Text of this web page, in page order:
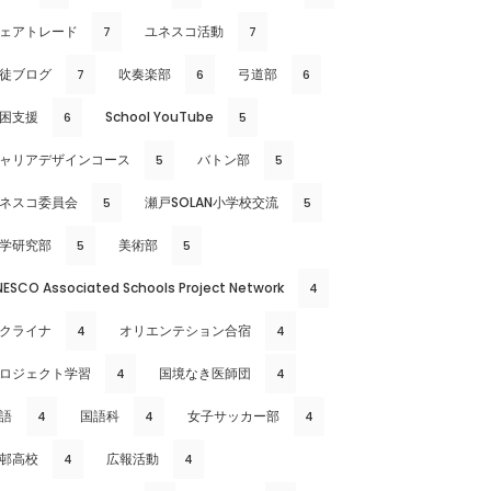
アトレード 7 ユネスコ活動 7
ブログ 7 吹奏楽部 6 弓道部 6
支援 6 School YouTube 5
リアデザインコース 5 バトン部 5
スコ委員会 5 瀬戸SOLAN小学校交流 5
研究部 5 美術部 5
Associated Schools Project Network 4
ライナ 4 オリエンテション合宿 4
ジェクト学習 4 国境なき医師団 4
4 国語科 4 女子サッカー部 4
高校 4 広報活動 4